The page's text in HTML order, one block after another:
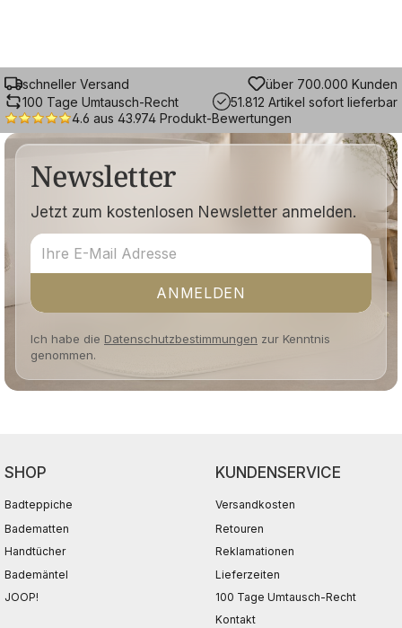
schneller Versand
über 700.000 Kunden
100 Tage Umtausch-Recht
51.812 Artikel sofort lieferbar
4.6 aus 43.974 Produkt-Bewertungen
Newsletter
Jetzt zum kostenlosen Newsletter anmelden.
ANMELDEN
Ich habe die Datenschutzbestimmungen zur Kenntnis
genommen.
SHOP
Badteppiche
Badematten
Handtücher
Bademäntel
JOOP!
KUNDENSERVICE
Versandkosten
Retouren
Reklamationen
Lieferzeiten
100 Tage Umtausch-Recht
Kontakt